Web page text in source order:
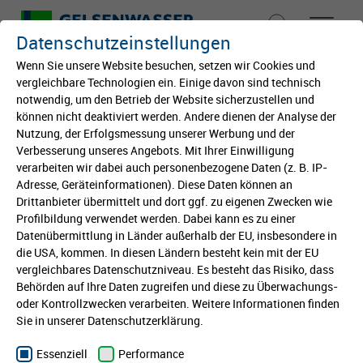
Startseite
Von klein auf
Bildung
Kultur
International
Stiftung
Projekt des Monats August
2025: Pestalozzi-Grünlinge
Die „Pestalozzi-Grünlinge“ er Pestalozzischule in
Marl sind unser Projekt des Monats im August
2025. Im Zentrum der Aktivitäten stehen bei den
Grundschüler*innen der Insekten- und
Vogelschutz.
Der bereits vorhandene Schulgarten wurde neu
rekultiviert: Es entstanden Hoch- und
Datenschutzeinstellungen
Wenn Sie unsere Website besuchen, setzen wir Cookies und
vergleichbare Technologien ein. Einige davon sind technisch
notwendig, um den Betrieb der Website sicherzustellen und
können nicht deaktiviert werden. Andere dienen der Analyse der
Nutzung, der Erfolgsmessung unserer Werbung und der
Verbesserung unseres Angebots. Mit Ihrer Einwilligung
verarbeiten wir dabei auch personenbezogene Daten (z. B. IP-
Adresse, Geräteinformationen). Diese Daten können an
Drittanbieter übermittelt und dort ggf. zu eigenen Zwecken wie
Profilbildung verwendet werden. Dabei kann es zu einer
Datenübermittlung in Länder außerhalb der EU, insbesondere in
die USA, kommen. In diesen Ländern besteht kein mit der EU
vergleichbares Datenschutzniveau. Es besteht das Risiko, dass
Behörden auf Ihre Daten zugreifen und diese zu Überwachungs-
oder Kontrollzwecken verarbeiten. Weitere Informationen finden
Sie in unserer Datenschutzerklärung.
Essenziell Performance